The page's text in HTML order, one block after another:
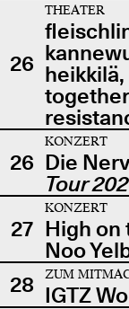
26
THEATER
26
KONZERT
Die
Tour
27
KONZERT
High on
Noo
28
ZUM
IGTZ